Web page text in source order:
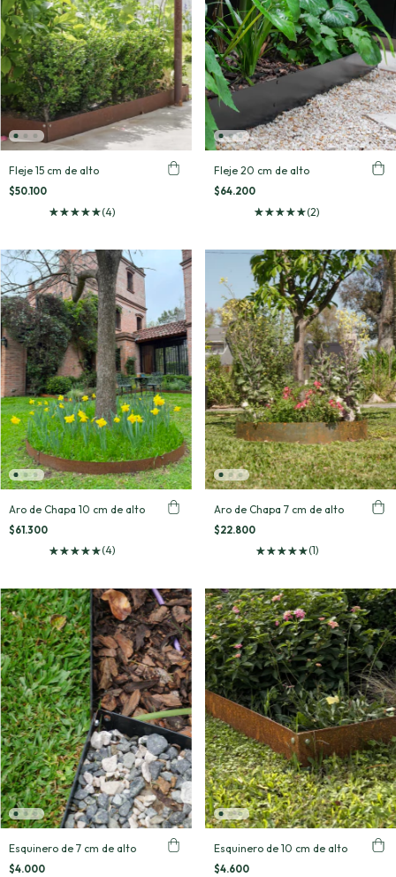
Fleje 15 cm de alto
$50.100
(4)
Fleje 20 cm de alto
$64.200
(2)
Aro de Chapa 10 cm de alto
$61.300
(4)
Aro de Chapa 7 cm de alto
$22.800
(1)
Esquinero de 7 cm de alto
$4.000
Esquinero de 10 cm de alto
$4.600